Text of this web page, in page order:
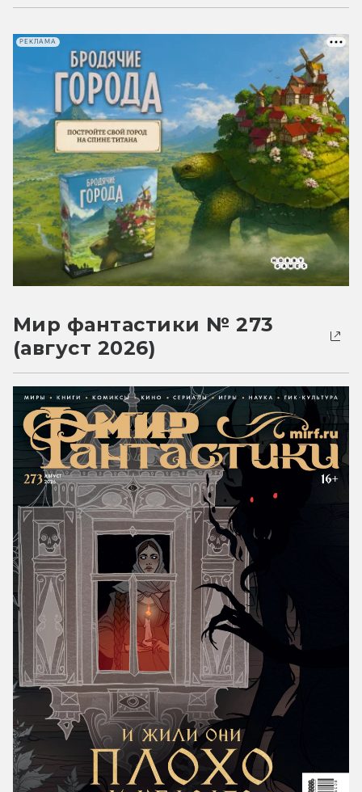
РЕКЛАМА
Мир фантастики № 273
(август 2026)